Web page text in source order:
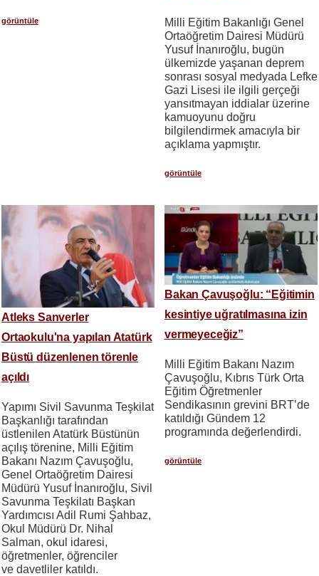
görüntüle
Milli Eğitim Bakanlığı Genel
Ortaöğretim Dairesi Müdürü
Yusuf İnanıroğlu, bugün
ülkemizde yaşanan deprem
sonrası sosyal medyada Lefke
Gazi Lisesi ile ilgili gerçeği
yansıtmayan iddialar üzerine
kamuoyunu doğru
bilgilendirmek amacıyla bir
açıklama yapmıştır.
görüntüle
Atleks Sanverler
Ortaokulu'na yapılan Atatürk
Büstü düzenlenen törenle
açıldı
Yapımı Sivil Savunma Teşkilat
Başkanlığı tarafından
üstlenilen Atatürk Büstünün
açılış törenine, Milli Eğitim
Bakanı Nazım Çavuşoğlu,
Genel Ortaöğretim Dairesi
Müdürü Yusuf İnanıroğlu, Sivil
Savunma Teşkilatı Başkan
Yardımcısı Adil Rumi Şahbaz,
Okul Müdürü Dr. Nihal
Salman, okul idaresi,
öğretmenler, öğrenciler
ve davetliler katıldı.
Bakan Çavuşoğlu: “Eğitimin
kesintiye uğratılmasına izin
vermeyeceğiz”
Milli Eğitim Bakanı Nazım
Çavuşoğlu, Kıbrıs Türk Orta
Eğitim Öğretmenler
Sendikasının grevini BRT’de
katıldığı Gündem 12
programında değerlendirdi.
görüntüle